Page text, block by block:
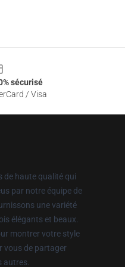
sécurisé
/ Visa
de haute qualité qui
par notre équipe de
une variété
élégants et beaux.
montrer votre style
vous de partager
autres.